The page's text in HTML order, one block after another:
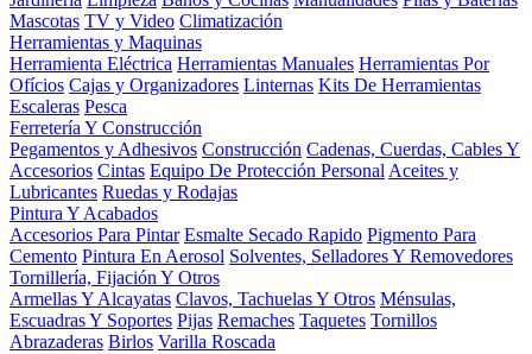
Mascotas TV y Video Climatización
Herramientas y Maquinas
Herramienta Eléctrica Herramientas Manuales Herramientas Por
Ofícios Cajas y Organizadores Linternas Kits De Herramientas
Escaleras Pesca
Ferretería Y Construcción
Pegamentos y Adhesivos Construcción Cadenas, Cuerdas, Cables Y
Accesorios Cintas Equipo De Protección Personal Aceites y
Lubricantes Ruedas y Rodajas
Pintura Y Acabados
Accesorios Para Pintar Esmalte Secado Rapido Pigmento Para
Cemento Pintura En Aerosol Solventes, Selladores Y Removedores
Tornillería, Fijación Y Otros
Armellas Y Alcayatas Clavos, Tachuelas Y Otros Ménsulas,
Escuadras Y Soportes Pijas Remaches Taquetes Tornillos
Abrazaderas Birlos Varilla Roscada